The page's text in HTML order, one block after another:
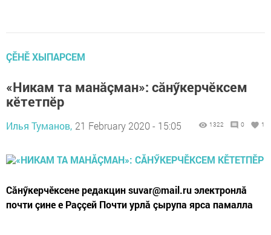
ÇӖНӖ ХЫПАРСЕМ
«Никам та манăçман»: сăнӳкерчӗксем
кӗтетпӗр
Илья Туманов, 21 February 2020 - 15:05 1322 0 1
Сăнӳкерчӗксене редакцин suvar@mail.ru электронлă
почти çине е Раççей Почти урлă çырупа ярса памалла